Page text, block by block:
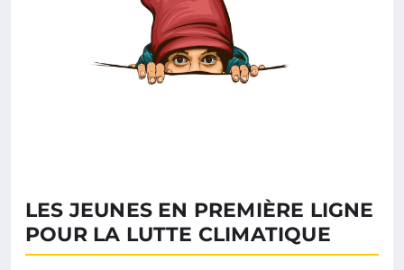
LES JEUNES EN PREMIÈRE LIGNE
POUR LA LUTTE CLIMATIQUE